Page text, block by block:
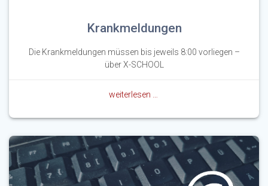
Krankmeldungen
Die Krankmeldungen müssen bis jeweils 8:00 vorliegen –
über X-SCHOOL
weiterlesen …